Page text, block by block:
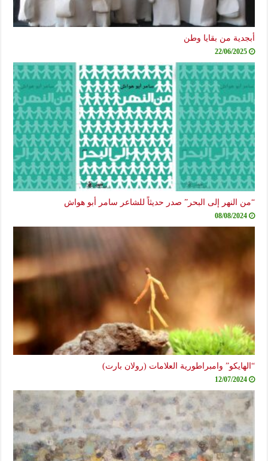
من بقايا وطن
22/06/2025
النهر إلى البحر” صدر حديثاً للشاعر سامر أبو هواش
08/08/2024
وامبراطورية العلامات (رولان بارت)
12/07/2024